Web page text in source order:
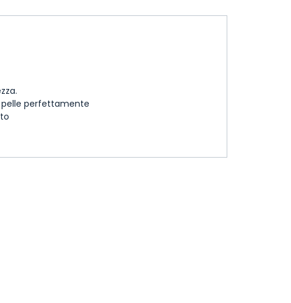
perfettamente